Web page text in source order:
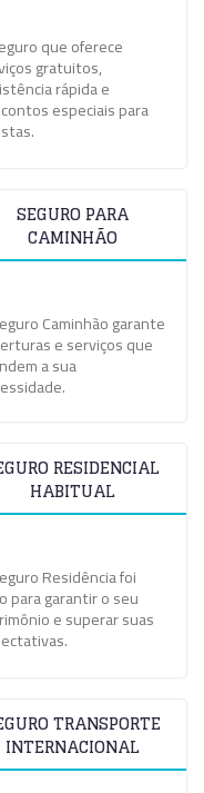
que oferece
gratuitos,
rápida e
especiais para
SEGURO PARA
CAMINHÃO
Caminhão garante
e serviços que
a sua
RESIDENCIAL
HABITUAL
Residência foi
para garantir o seu
e superar suas
TRANSPORTE
INTERNACIONAL